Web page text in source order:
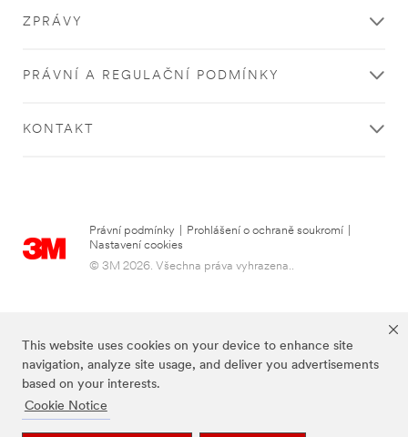
This website uses cookies on your device to enhance site
navigation, analyze site usage, and deliver you advertisements
based on your interests.
Cookie Notice
ZPRÁVY
PRÁVNÍ A REGULAČNÍ PODMÍNKY
KONTAKT
Právní podmínky Prohlášení o ochraně soukromí
Nastavení cookies
© 3M 2026. Všechna práva vyhrazena..